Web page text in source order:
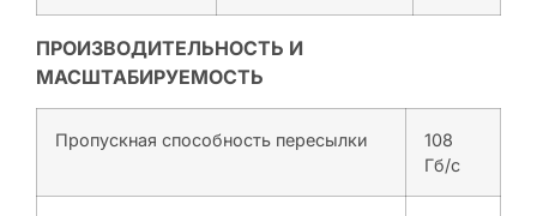
ПРОИЗВОДИТЕЛЬНОСТЬ И
МАСШТАБИРУЕМОСТЬ
Пропускная способность пересылки
108
Гб/с